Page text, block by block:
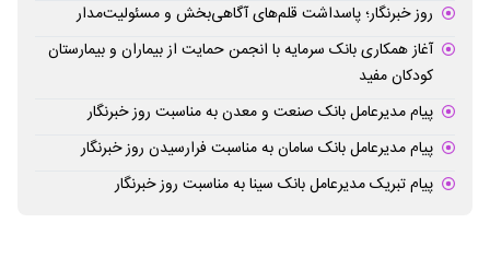
روز خبرنگار؛ پاسداشت قلم‌های آگاهی‌بخش و مسئولیت‌مدار
آغاز همکاری بانک سرمایه با انجمن حمایت از بیماران و بیمارستان
کودکان مفید
پیام مدیرعامل بانک صنعت و معدن به مناسبت روز خبرنگار
پیام مدیرعامل بانک سامان به مناسبت فرارسیدن روز خبرنگار
پیام تبریک مدیرعامل بانک سینا به مناسبت روز خبرنگار